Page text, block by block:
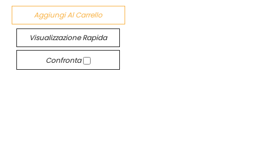
Aggiungi Al Carrello
Visualizzazione Rapida
Confronta